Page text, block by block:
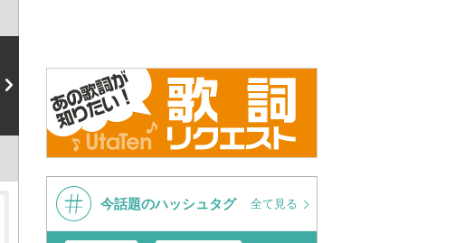
Michael Jackson - Beat It (Live
HIStory Tour In Munich)
(Remastered 4K Upscale)
Michael Jackson - Beat It (30th
Anniversary Celebration)
(Remastered Widescreen)
今話題のハッシュタグ 全て見る